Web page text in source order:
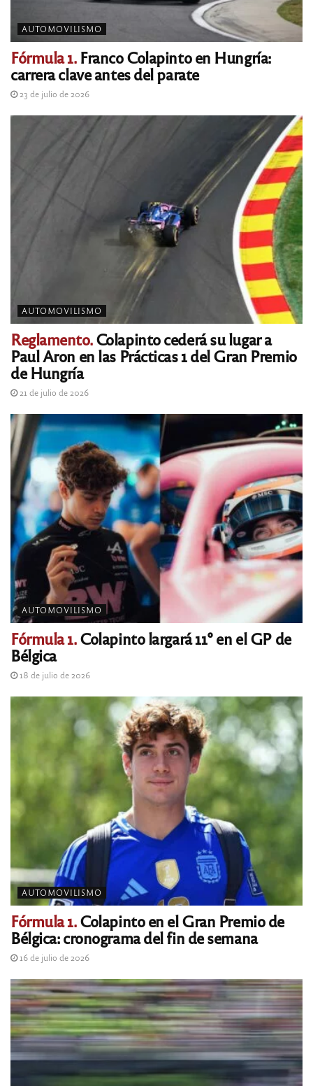
AUTOMOVILISMO
Fórmula 1.Franco Colapinto en Hungría:
carrera clave antes del parate
23 de julio de 2026
AUTOMOVILISMO
Reglamento.Colapinto cederá su lugar a
Paul Aron en las Prácticas 1 del Gran Premio
de Hungría
21 de julio de 2026
AUTOMOVILISMO
Fórmula 1.Colapinto largará 11° en el GP de
Bélgica
18 de julio de 2026
AUTOMOVILISMO
Fórmula 1.Colapinto en el Gran Premio de
Bélgica: cronograma del fin de semana
16 de julio de 2026